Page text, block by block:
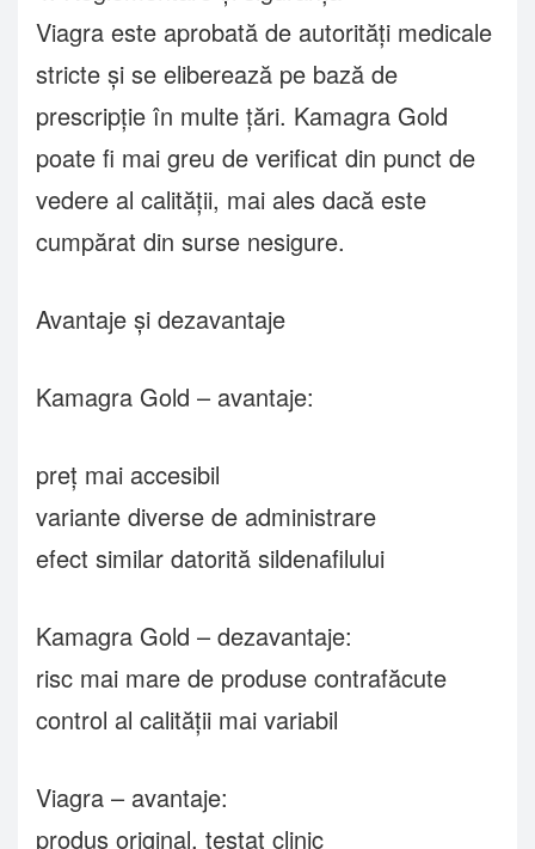
Viagra este aprobată de autorități medicale
stricte și se eliberează pe bază de
prescripție în multe țări. Kamagra Gold
poate fi mai greu de verificat din punct de
vedere al calității, mai ales dacă este
cumpărat din surse nesigure.
Avantaje și dezavantaje
Kamagra Gold – avantaje:
preț mai accesibil
variante diverse de administrare
efect similar datorită sildenafilului
Kamagra Gold – dezavantaje:
risc mai mare de produse contrafăcute
control al calității mai variabil
Viagra – avantaje:
produs original, testat clinic